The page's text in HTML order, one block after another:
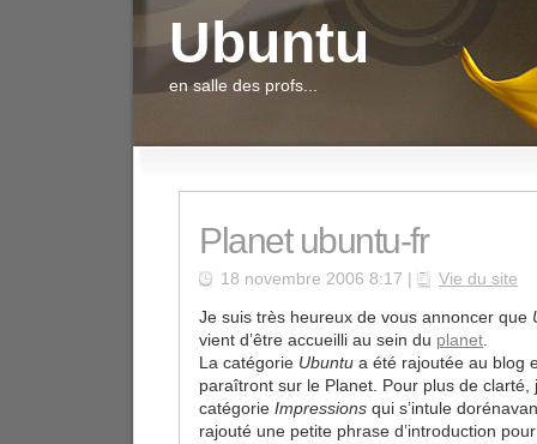
Ubuntu
en salle des profs...
Planet ubuntu-fr
18 novembre 2006 8:17 | Vie du site
Je suis très heureux de vous annoncer que
vient d’être accueilli au sein du planet.
La catégorie Ubuntu a été rajoutée au blog
paraîtront sur le Planet. Pour plus de clarté,
catégorie Impressions qui s’intule
rajouté une petite phrase d’introduction